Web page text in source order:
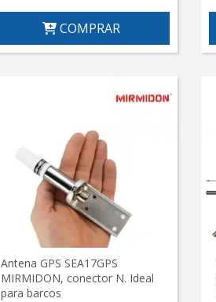
COMPRAR
Antena GPS SEA17GPS
MIRMIDON, conector N. Ideal
para barcos